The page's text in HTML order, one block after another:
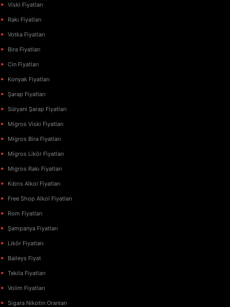
Viski Fiyatları
Rakı Fiyatları
Votka Fiyatları
Bira Fiyatları
Cin Fiyatları
Konyak Fiyatları
Şarap Fiyatları
Süryani Şarap Fiyatları
Migros Viski Fiyatları
Migros Bira Fiyatları
Migros Likör Fiyatları
Migros Rakı Fiyatları
Kıbrıs Alkol Fiyatları
Free Shop Alkol Fiyatları
Rom Fiyatları
Şampanya Fiyatları
Likör Fiyatları
Baileys Fiyat
Tekila Fiyatları
Volim Fiyatları
Sigara Nikotin Oranları